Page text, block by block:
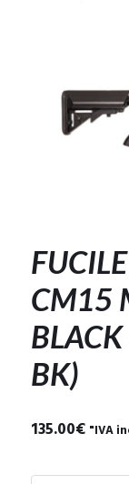
CM15
BK)
135.00€ "IVA